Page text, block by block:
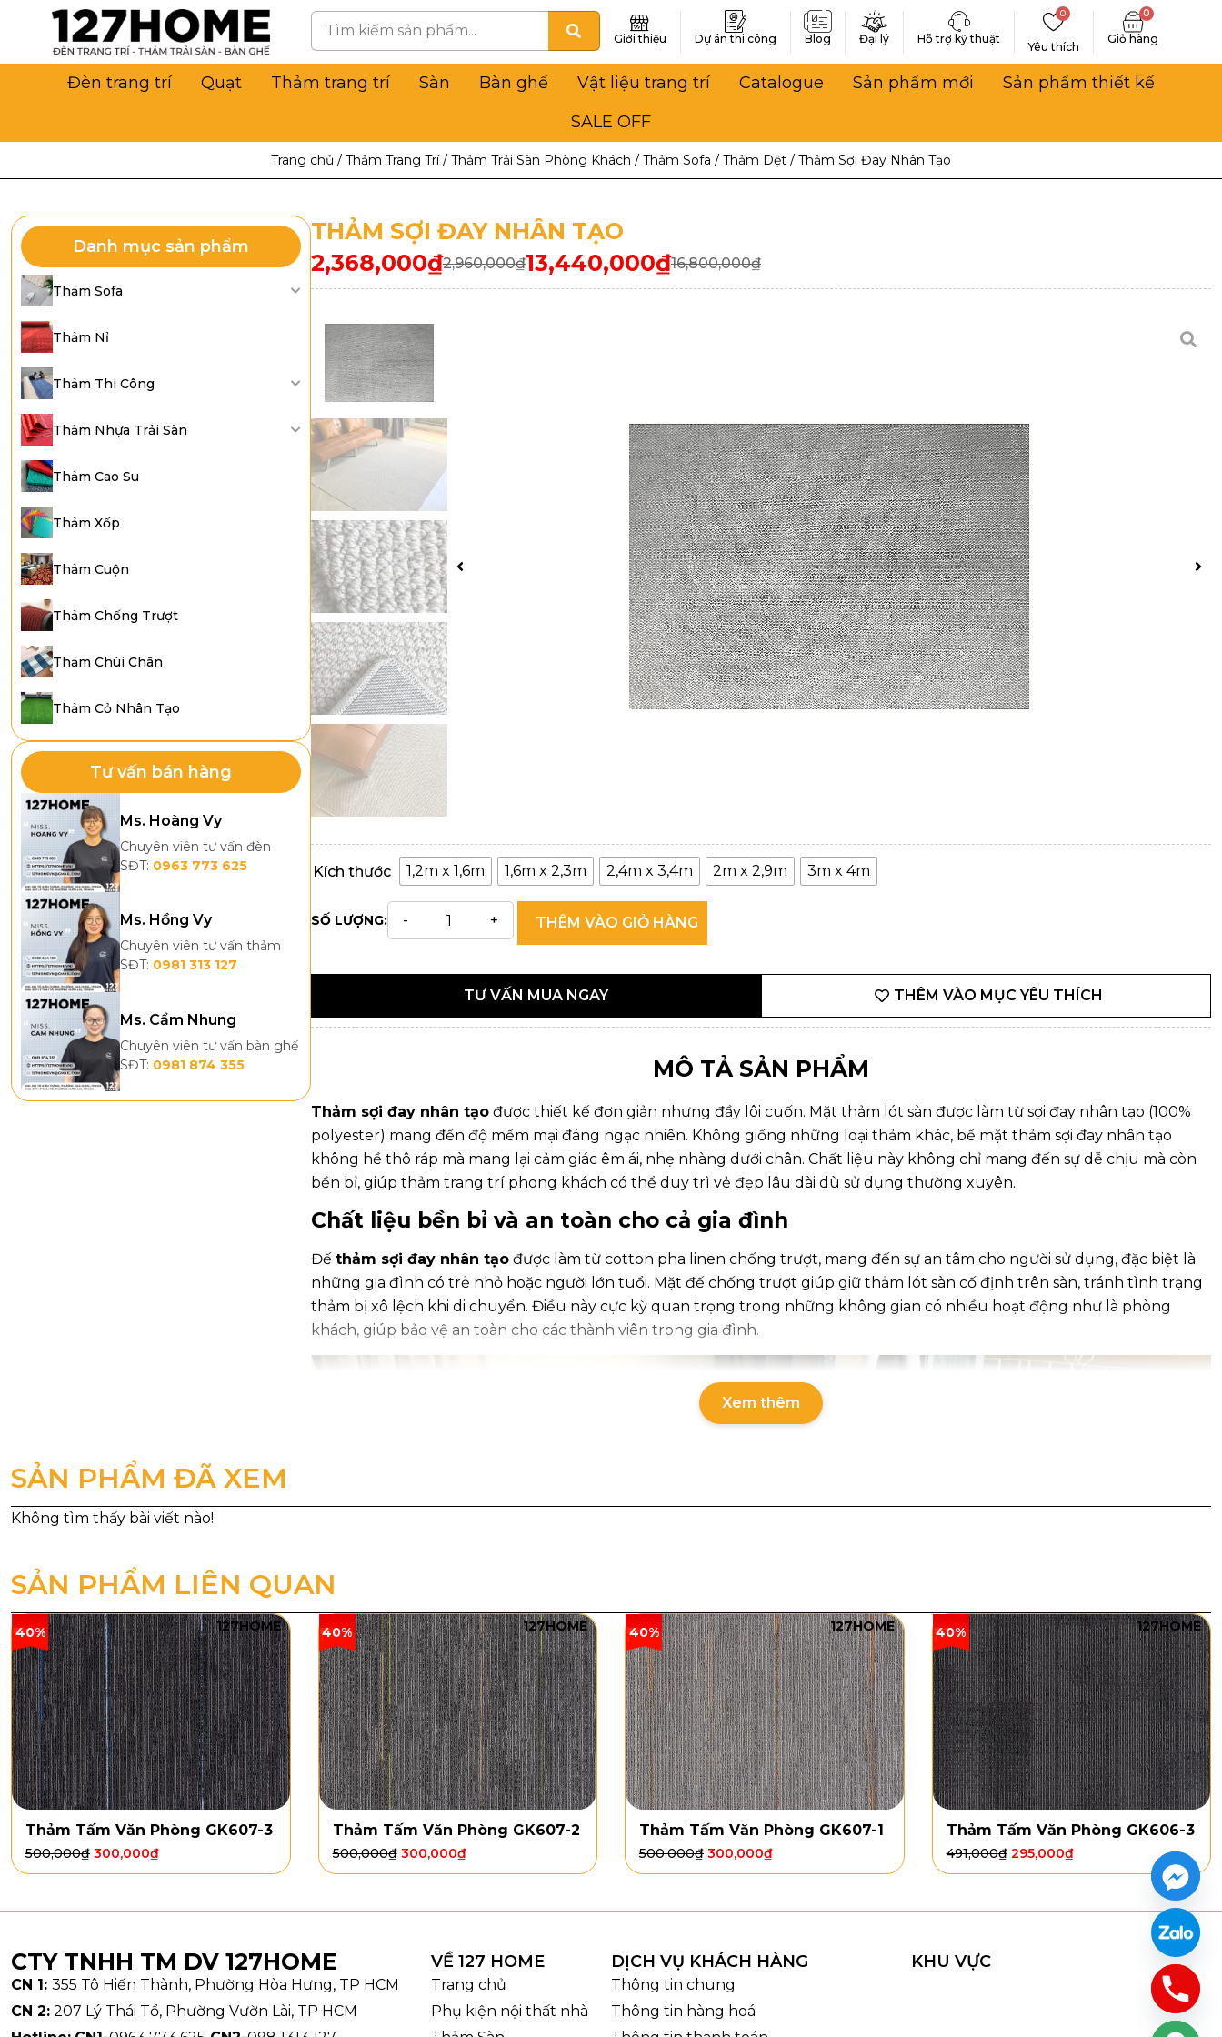
Giới thiệu Dự án thi công Blog Đại lý Hỗ trợ kỹ thuật
Yêu thích
0 0
Đèn trang trí Quạt Thảm trang trí Sàn Bàn ghế Vật liệu trang trí Catalogue Sản phẩm mới
Sản phẩm thiết kế
SALE OFF
Trang chủ / Thảm Trang Trí/ Thảm Trải Sàn Phòng Khách / Thảm Sofa / Thảm Dệt / Thảm Sợi Đay Nhân Tạo
Danh mục sản phẩm
Thảm Sofa
Thảm Nỉ
Thảm Thi Công
Thảm Nhựa Trải Sàn
Thảm Cao Su
Thảm Xốp
Thảm Cuộn
Thảm Chống Trượt
Thảm Chùi Chân
Thảm Cỏ Nhân Tạo
Tư vấn bán hàng
Ms. Hoàng Vy
Chuyên viên tư vấn đèn
SĐT: 0963 773 625
Ms. Hồng Vy
Chuyên viên tư vấn thảm
SĐT: 0981 313 127
Ms. Cẩm Nhung
Chuyên viên tư vấn bàn ghế
SĐT: 0981 874 355
THẢM SỢI ĐAY NHÂN TẠO
2,960,000₫
2,368,000₫ 16,800,000₫
13,440,000₫
Kích thước 1,2m x 1,6m 1,6m x 2,3m 2,4m x 3,4m 2m x 2,9m 3m x 4m
SỐ LƯỢNG: THÊM VÀO GIỎ HÀNG
TƯ VẤN MUA NGAY THÊM VÀO MỤC YÊU THÍCH
MÔ TẢ SẢN PHẨM
Thảm sợi đay nhân tạo được thiết kế đơn giản nhưng đầy lôi cuốn. Mặt thảm lót sàn được làm từ sợi đay nhân tạo (100%
polyester) mang đến độ mềm mại đáng ngạc nhiên. Không giống những loại thảm khác, bề mặt thảm sợi đay nhân tạo
không hề thô ráp mà mang lại cảm giác êm ái, nhẹ nhàng dưới chân. Chất liệu này không chỉ mang đến sự dễ chịu mà còn
bền bỉ, giúp thảm trang trí phong khách có thể duy trì vẻ đẹp lâu dài dù sử dụng thường xuyên.
Chất liệu bền bỉ và an toàn cho cả gia đình
Đế thảm sợi đay nhân tạo được làm từ cotton pha linen chống trượt, mang đến sự an tâm cho người sử dụng, đặc biệt là
những gia đình có trẻ nhỏ hoặc người lớn tuổi. Mặt đế chống trượt giúp giữ thảm lót sàn cố định trên sàn, tránh tình trạng
thảm bị xô lệch khi di chuyển. Điều này cực kỳ quan trọng trong những không gian có nhiều hoạt động như là phòng
khách, giúp bảo vệ an toàn cho các thành viên trong gia đình.
Xem thêm
SẢN PHẨM ĐÃ XEM
SẢN PHẨM LIÊN QUAN
40% 127HOME
Thảm Tấm Văn Phòng GK607-3
500,000₫ 300,000₫
40% 127HOME
Thảm Tấm Văn Phòng GK607-2
500,000₫ 300,000₫
40% 127HOME
Thảm Tấm Văn Phòng GK607-1
500,000₫ 300,000₫
40% 127HOME
Thảm Tấm Văn Phòng GK606-3
491,000₫ 295,000₫
CTY TNHH TM DV 127HOME
CN 1: 355 Tô Hiến Thành, Phường Hòa Hưng, TP HCM
CN 2: 207 Lý Thái Tổ, Phường Vườn Lài, TP HCM
VỀ 127 HOME
Trang chủ
Phụ kiện nội thất nhà
DỊCH VỤ KHÁCH HÀNG
Thông tin chung
Thông tin hàng hoá
KHU VỰC